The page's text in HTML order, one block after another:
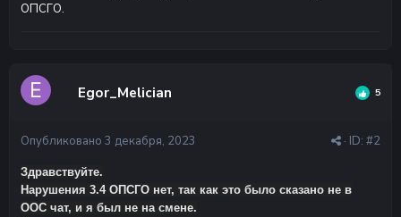
ОПСГО.
Egor_Melician 5
· ID: #2
Опубликовано 3 декабря, 2023
Здравствуйте.
Нарушения 3.4 ОПСГО нет, так как это было сказано не в
ООС чат, и я был не на смене.